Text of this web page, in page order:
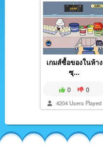
เกมส์ซื้อของในห้าง
ซุ...
0 0
4204 Users Played